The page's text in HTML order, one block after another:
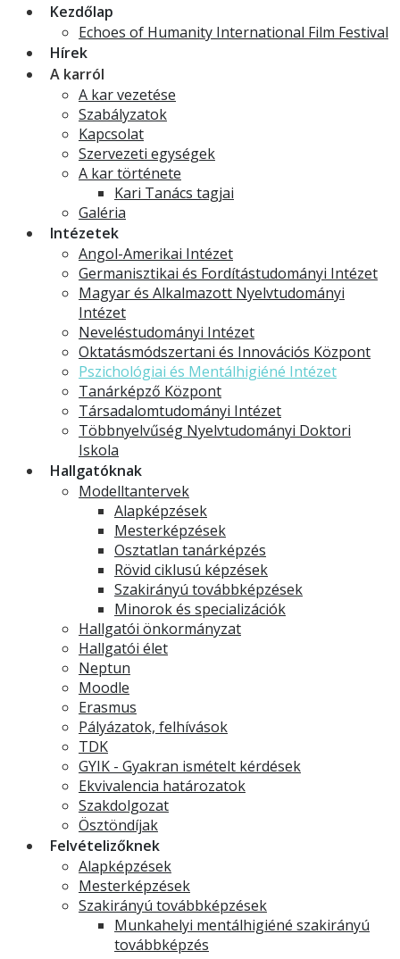
Kezdőlap
Echoes of Humanity International Film Festival
Hírek
A karról
A kar vezetése
Szabályzatok
Kapcsolat
Szervezeti egységek
A kar története
Kari Tanács tagjai
Galéria
Intézetek
Angol-Amerikai Intézet
Germanisztikai és Fordítástudományi Intézet
Magyar és Alkalmazott Nyelvtudományi
Intézet
Neveléstudományi Intézet
Oktatásmódszertani és Innovációs Központ
Pszichológiai és Mentálhigiéné Intézet
Tanárképző Központ
Társadalomtudományi Intézet
Többnyelvűség Nyelvtudományi Doktori
Iskola
Hallgatóknak
Modelltantervek
Alapképzések
Mesterképzések
Osztatlan tanárképzés
Rövid ciklusú képzések
Szakirányú továbbképzések
Minorok és specializációk
Hallgatói önkormányzat
Hallgatói élet
Neptun
Moodle
Erasmus
Pályázatok, felhívások
TDK
GYIK - Gyakran ismételt kérdések
Ekvivalencia határozatok
Szakdolgozat
Ösztöndíjak
Felvételizőknek
Alapképzések
Mesterképzések
Szakirányú továbbképzések
Munkahelyi mentálhigiéné szakirányú
továbbképzés